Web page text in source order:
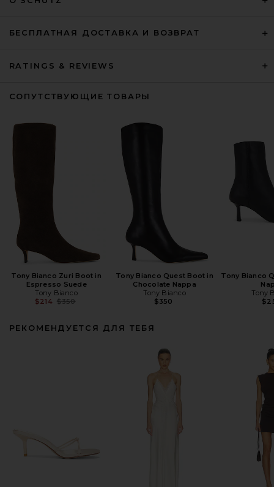
БЕСПЛАТНАЯ ДОСТАВКА И ВОЗВРАТ
RATINGS & REVIEWS
СОПУТСТВУЮЩИЕ ТОВАРЫ
Tony Bianco Zuri Boot in
Espresso Suede
Tony Bianco
$214 Previous price:
$350
Tony Bianco Quest Boot in
Chocolate Nappa
Tony Bianco
$350
Tony Bianco
Tony
РЕКОМЕНДУЕТСЯ ДЛЯ ТЕБЯ